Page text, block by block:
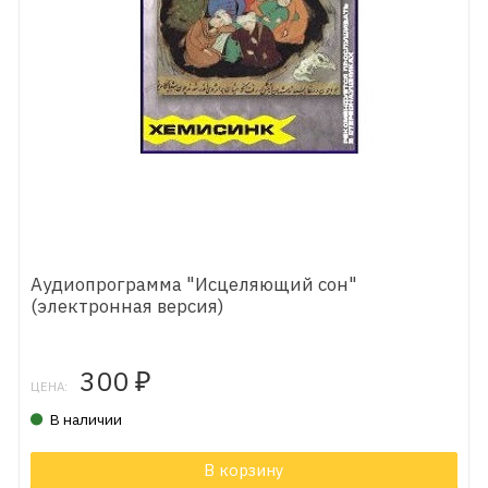
Аудиопрограмма "Исцеляющий сон"
(электронная версия)
ЦЕНА: 300 ₽
В наличии
В корзину